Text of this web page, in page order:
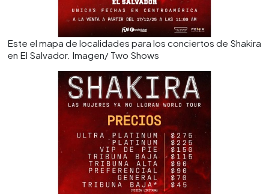
Este el mapa de localidades para los conciertos de Shakira
en El Salvador. Imagen/ Two Shows